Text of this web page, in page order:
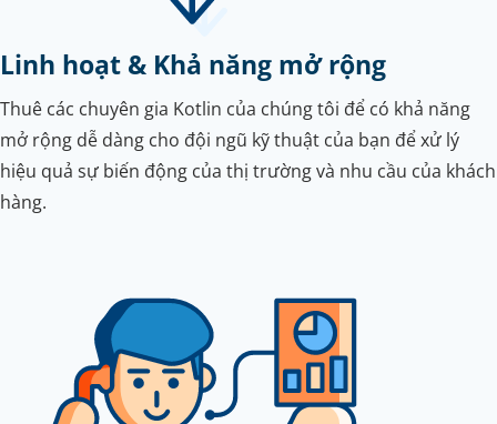
Linh hoạt & Khả năng mở rộng
Thuê các chuyên gia Kotlin của chúng tôi để có khả năng
mở rộng dễ dàng cho đội ngũ kỹ thuật của bạn để xử lý
hiệu quả sự biến động của thị trường và nhu cầu của khách
hàng.